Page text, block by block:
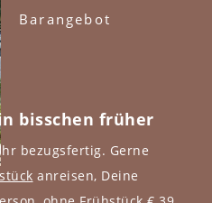
Barangebot
bisschen früher
bezugsfertig. Gerne
anreisen, Deine